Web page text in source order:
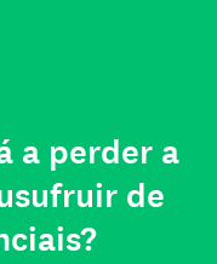
a perder a
de